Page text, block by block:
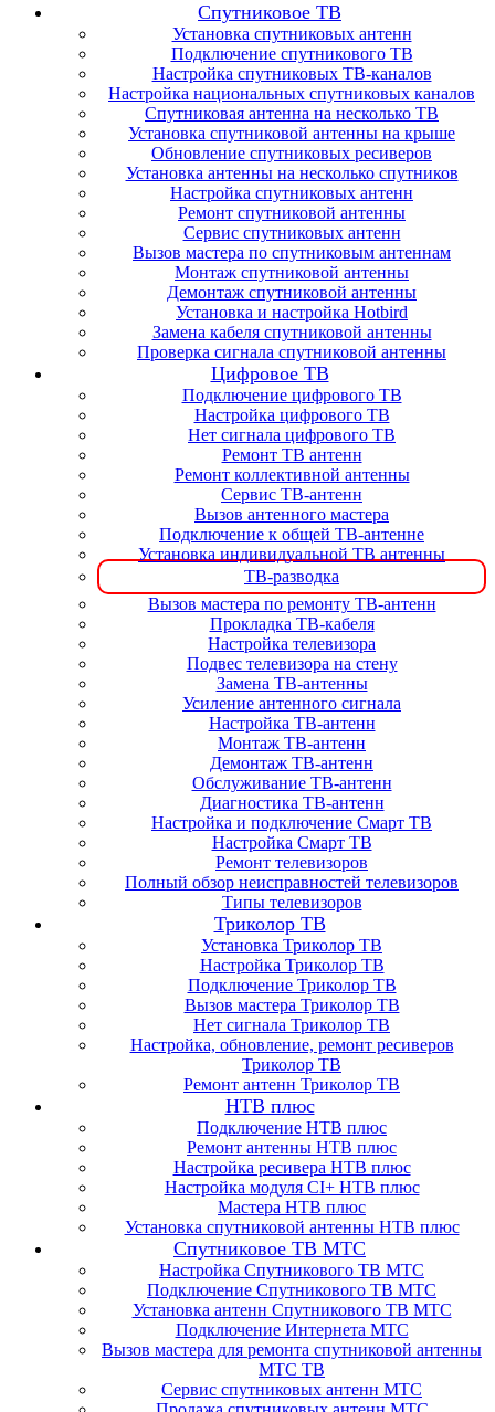
Спутниковое ТВ
Установка спутниковых антенн
Подключение спутникового ТВ
Настройка спутниковых ТВ-каналов
Настройка национальных спутниковых каналов
Спутниковая антенна на несколько ТВ
Установка спутниковой антенны на крыше
Обновление спутниковых ресиверов
Установка антенны на несколько спутников
Настройка спутниковых антенн
Ремонт спутниковой антенны
Сервис спутниковых антенн
Вызов мастера по спутниковым антеннам
Монтаж спутниковой антенны
Демонтаж спутниковой антенны
Установка и настройка Hotbird
Замена кабеля спутниковой антенны
Проверка сигнала спутниковой антенны
Цифровое ТВ
Подключение цифрового ТВ
Настройка цифрового ТВ
Нет сигнала цифрового ТВ
Ремонт ТВ антенн
Ремонт коллективной антенны
Сервис ТВ-антенн
Вызов антенного мастера
Подключение к общей ТВ-антенне
Установка индивидуальной ТВ антенны
ТВ-разводка
Вызов мастера по ремонту ТВ-антенн
Прокладка ТВ-кабеля
Настройка телевизора
Подвес телевизора на стену
Замена ТВ-антенны
Усиление антенного сигнала
Настройка ТВ-антенн
Монтаж ТВ-антенн
Демонтаж ТВ-антенн
Обслуживание ТВ-антенн
Диагностика ТВ-антенн
Настройка и подключение Смарт ТВ
Настройка Смарт ТВ
Ремонт телевизоров
Полный обзор неисправностей телевизоров
Типы телевизоров
Триколор ТВ
Установка Триколор ТВ
Настройка Триколор ТВ
Подключение Триколор ТВ
Вызов мастера Триколор ТВ
Нет сигнала Триколор ТВ
Настройка, обновление, ремонт ресиверов
Триколор ТВ
Ремонт антенн Триколор ТВ
НТВ плюс
Подключение НТВ плюс
Ремонт антенны НТВ плюс
Настройка ресивера НТВ плюс
Настройка модуля CI+ НТВ плюс
Мастера НТВ плюс
Установка спутниковой антенны НТВ плюс
Спутниковое ТВ МТС
Настройка Спутникового ТВ МТС
Подключение Спутникового ТВ МТС
Установка антенн Спутникового ТВ МТС
Подключение Интернета МТС
Вызов мастера для ремонта спутниковой антенны
МТС ТВ
Сервис спутниковых антенн МТС